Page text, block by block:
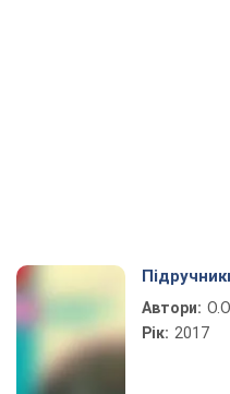
Автори:
Рік: 2017